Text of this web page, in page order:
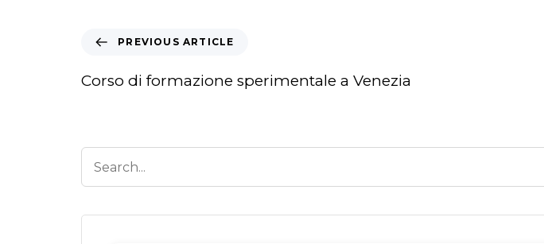
PREVIOUS ARTICLE
Corso di formazione sperimentale a Venezia